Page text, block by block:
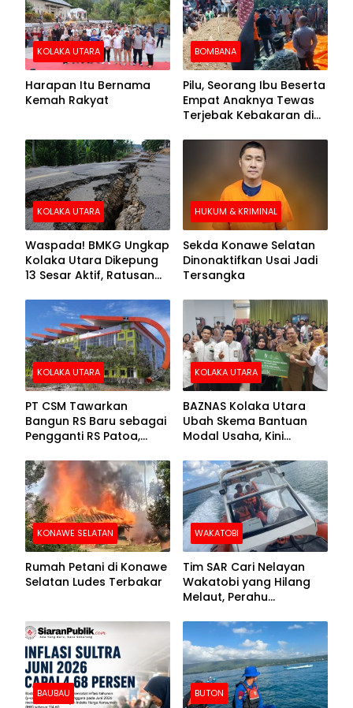
KOLAKA UTARA
Harapan Itu Bernama
Kemah Rakyat
BOMBANA
Pilu, Seorang Ibu Beserta
Empat Anaknya Tewas
Terjebak Kebakaran di
KOLAKA UTARA
Waspada! BMKG Ungkap
Kolaka Utara Dikepung
13 Sesar Aktif, Ratusan
HUKUM & KRIMINAL
Sekda Konawe Selatan
Dinonaktifkan Usai Jadi
Tersangka
KOLAKA UTARA
PT CSM Tawarkan
Bangun RS Baru sebagai
Pengganti RS Patoa,
Kolut
KOLAKA UTARA
BAZNAS Kolaka Utara
Ubah Skema Bantuan
Modal Usaha, Kini
Barang Senilai Rp419,5
Juta
KONAWE SELATAN
Rumah Petani di Konawe
Selatan Ludes Terbakar
WAKATOBI
Tim SAR Cari Nelayan
Wakatobi yang Hilang
Melaut, Perahu
Kemasukan Air
BAUBAU BUTON